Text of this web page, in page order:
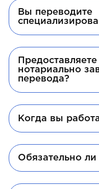
Вы переводите
нотариально
перевода?
Когда вы
Обязательно